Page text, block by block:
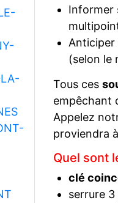
Informer
Anticiper
(selon le
Tous ces
empêchant
Appelez
proviendra à
Quel sont
clé
serrure